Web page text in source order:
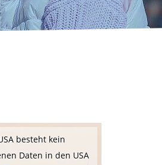
besteht kein
Daten in den USA